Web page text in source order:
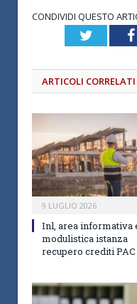
CONDIVIDI QUESTO
Twitter
ARTICOLI CORRELATI
9 LUGLIO 2026
Inl, area informativa
modulistica istanza
recupero crediti PAC